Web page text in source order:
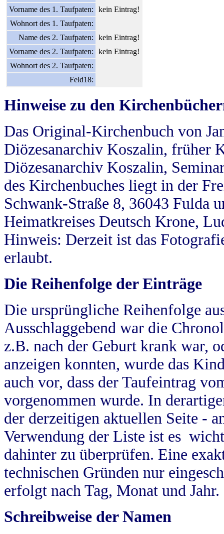
Vorname des 1. Taufpaten:
kein Eintrag!
Wohnort des 1. Taufpaten:
Name des 2. Taufpaten:
kein Eintrag!
Vorname des 2. Taufpaten:
kein Eintrag!
Wohnort des 2. Taufpaten:
Feld18:
Hinweise zu den
Das Original-Kirchenbuch von
Diözesanarchiv Koszalin, früher
Diözesanarchiv Koszalin,
des Kirchenbuches liegt in der
Schwank-Straße 8, 36043 Fulda
Heimatkreises Deutsch Krone,
Hinweis: Derzeit ist das
erlaubt.
Die Reihenfolge der Einträge
Die ursprüngliche Reihenfolge
Ausschlaggebend war die
z.B. nach der Geburt krank war,
anzeigen konnten, wurde das
auch vor, dass der Taufeintrag
vorgenommen wurde. In
der derzeitigen aktuellen Seite -
Verwendung der Liste ist es
dahinter zu überprüfen. Eine
technischen Gründen nur
erfolgt nach Tag, Monat und Jahr.
Schreibweise der Namen